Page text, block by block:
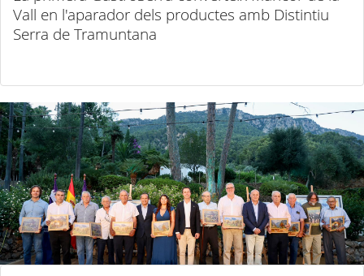
Vall en l'aparador dels productes amb Distintiu
Serra de Tramuntana